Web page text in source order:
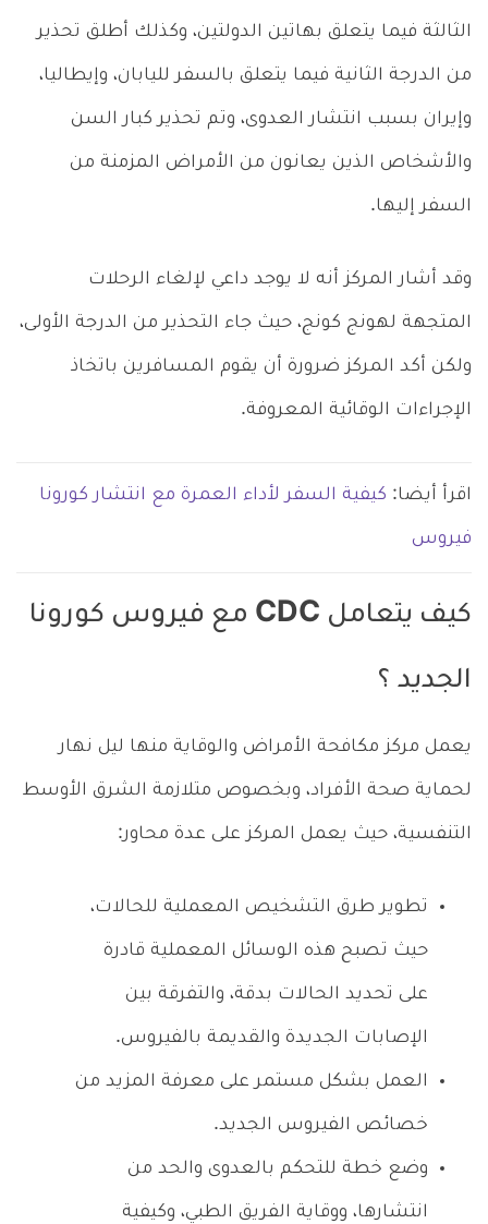
الثالثة فيما يتعلق بهاتين الدولتين، وكذلك أطلق تحذير
من الدرجة الثانية فيما يتعلق بالسفر لليابان، وإيطاليا،
وإيران بسبب انتشار العدوى، وتم تحذير كبار السن
والأشخاص الذين يعانون من الأمراض المزمنة من
السفر إليها.
وقد أشار المركز أنه لا يوجد داعي لإلغاء الرحلات
المتجهة لهونج كونج، حيث جاء التحذير من الدرجة الأولى،
ولكن أكد المركز ضرورة أن يقوم المسافرين باتخاذ
الإجراءات الوقائية المعروفة.
اقرأ أيضا: كيفية السفر لأداء العمرة مع انتشار كورونا
فيروس
كيف يتعامل CDC مع فيروس كورونا
الجديد ؟
يعمل مركز مكافحة الأمراض والوقاية منها ليل نهار
لحماية صحة الأفراد، وبخصوص متلازمة الشرق الأوسط
التنفسية، حيث يعمل المركز على عدة محاور:
تطوير طرق التشخيص المعملية للحالات،
حيث تصبح هذه الوسائل المعملية قادرة
على تحديد الحالات بدقة، والتفرقة بين
الإصابات الجديدة والقديمة بالفيروس.
العمل بشكل مستمر على معرفة المزيد من
خصائص الفيروس الجديد.
وضع خطة للتحكم بالعدوى والحد من
انتشارها، ووقاية الفريق الطبي، وكيفية